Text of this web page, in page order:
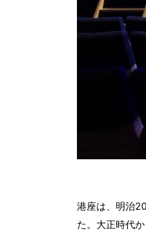
港座は、明治
た。大正時代